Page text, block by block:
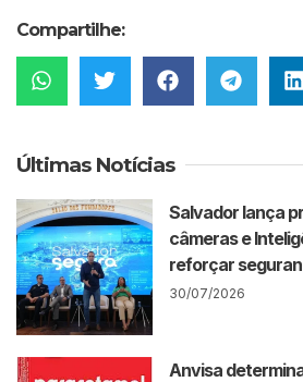
Compartilhe:
Últimas Notícias
Salvador lança
câmeras e
reforçar
30/07/2026
Anvisa